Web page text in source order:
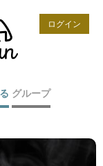
ログイン
グループ